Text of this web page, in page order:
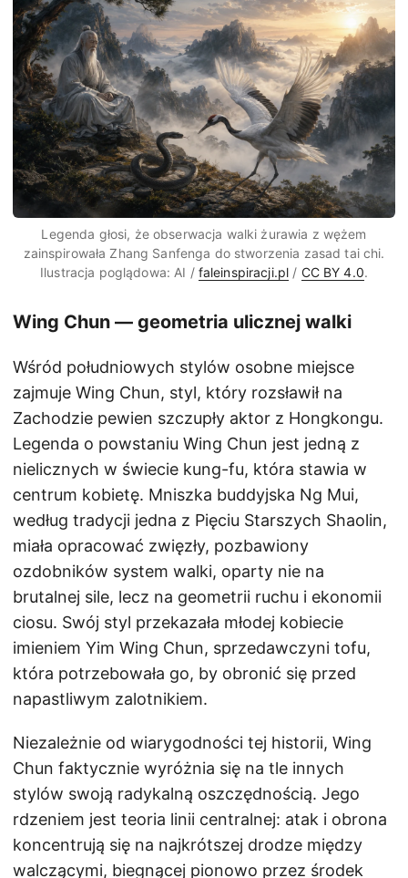
Legenda głosi, że obserwacja walki żurawia z wężem
zainspirowała Zhang Sanfenga do stworzenia zasad tai chi.
Ilustracja poglądowa: AI / faleinspiracji.pl / CC BY 4.0.
Wing Chun — geometria ulicznej walki
Wśród południowych stylów osobne miejsce
zajmuje Wing Chun, styl, który rozsławił na
Zachodzie pewien szczupły aktor z Hongkongu.
Legenda o powstaniu Wing Chun jest jedną z
nielicznych w świecie kung-fu, która stawia w
centrum kobietę. Mniszka buddyjska Ng Mui,
według tradycji jedna z Pięciu Starszych Shaolin,
miała opracować zwięzły, pozbawiony
ozdobników system walki, oparty nie na
brutalnej sile, lecz na geometrii ruchu i ekonomii
ciosu. Swój styl przekazała młodej kobiecie
imieniem Yim Wing Chun, sprzedawczyni tofu,
która potrzebowała go, by obronić się przed
napastliwym zalotnikiem.
Niezależnie od wiarygodności tej historii, Wing
Chun faktycznie wyróżnia się na tle innych
stylów swoją radykalną oszczędnością. Jego
rdzeniem jest teoria linii centralnej: atak i obrona
koncentrują się na najkrótszej drodze między
walczącymi, biegnącej pionowo przez środek